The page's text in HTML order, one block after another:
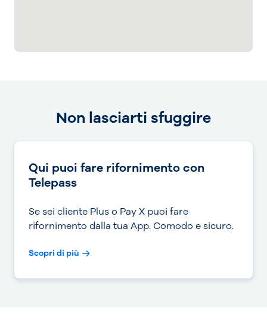
Non lasciarti sfuggire
Qui puoi fare rifornimento con
Telepass
Se sei cliente Plus o Pay X puoi fare
rifornimento dalla tua App. Comodo e sicuro.
Scopri di più